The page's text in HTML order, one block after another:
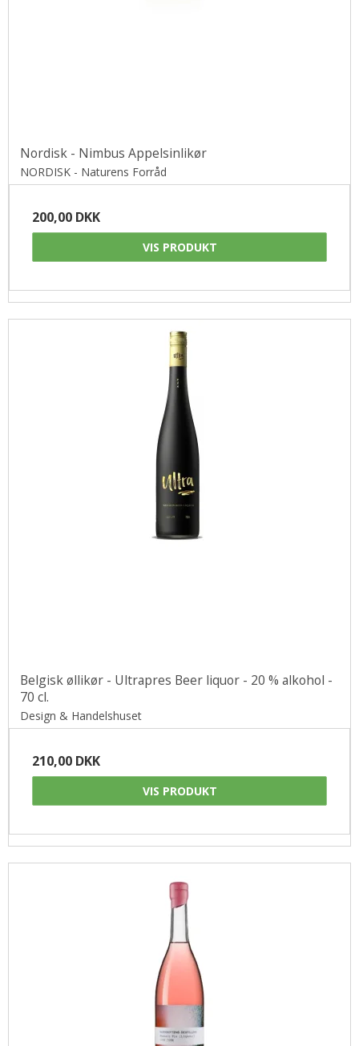
Nordisk - Nimbus Appelsinlikør
NORDISK - Naturens Forråd
200,00 DKK
VIS PRODUKT
Belgisk øllikør - Ultrapres Beer liquor - 20 % alkohol -
70 cl.
Design & Handelshuset
210,00 DKK
VIS PRODUKT